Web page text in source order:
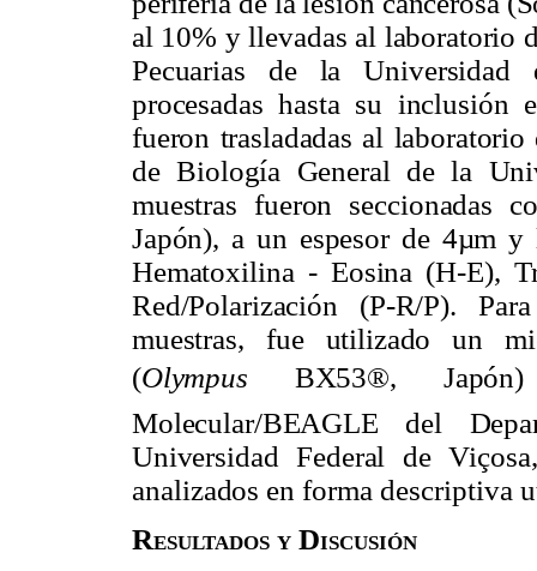
al 10% y llevadas al laboratorio
Pecuarias de la Universidad
procesadas hasta su inclusión
fueron trasladadas al
de Biología General de la
muestras fueron seccionadas
Japón), a un espesor de 4µmy
Hematoxilina - Eosina (H-E),
Red/Polarización (P-R/P).
muestras, fue utilizado un
(Olympus BX53®,
Molecular/BEAGLE del
Universidad Federal de Viçosa,
analizados en forma descriptiva
Resultados y Discusión